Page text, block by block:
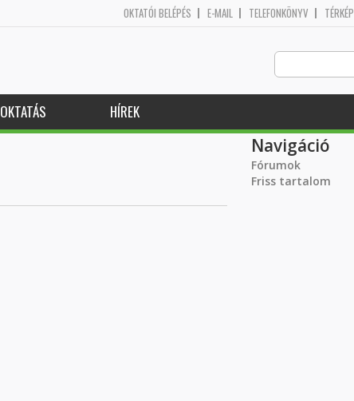
OKTATÓI BELÉPÉS E-MAIL TELEFONKÖNYV TÉRKÉP
OKTATÁS HÍREK
Navigáció
Fórumok
Friss tartalom